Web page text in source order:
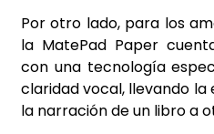
Por otro lado, para los
la MatePad Paper
con una tecnología
claridad vocal, llevando
la narración de un libro a